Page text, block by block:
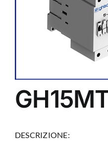
DESCRIZIONE: